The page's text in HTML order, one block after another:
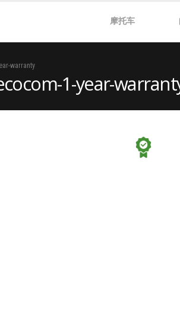
摩托车
warranty
1-year-